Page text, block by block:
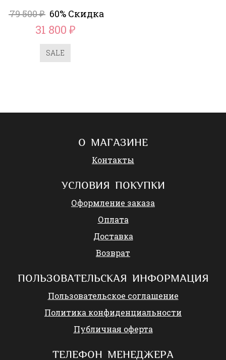
79 500₽ 60% Скидка
31 800 ₽
SALE
О МАГАЗИНЕ
Контакты
УСЛОВИЯ ПОКУПКИ
Оформление заказа
Оплата
Доставка
Возврат
ПОЛЬЗОВАТЕЛЬСКАЯ ИНФОРМАЦИЯ
Пользовательское соглашение
Политика конфиденциальности
Публичная оферта
ТЕЛЕФОН МЕНЕДЖЕРА